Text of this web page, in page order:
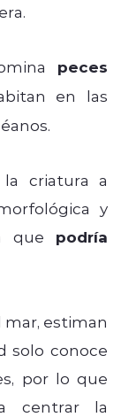
peces
en las
criatura a
y
que podría
mar, estiman
solo conoce
por lo que
centrar la